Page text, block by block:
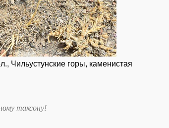
Чильустунские горы, каменистая
таксону!